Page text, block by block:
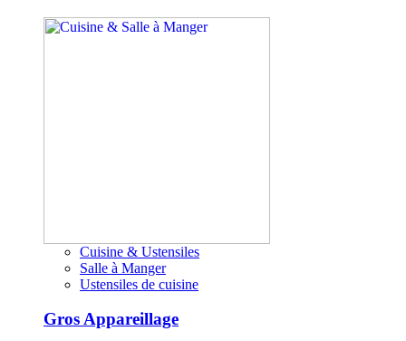
Cuisine & Ustensiles
Salle à Manger
Ustensiles de cuisine
Gros Appareillage